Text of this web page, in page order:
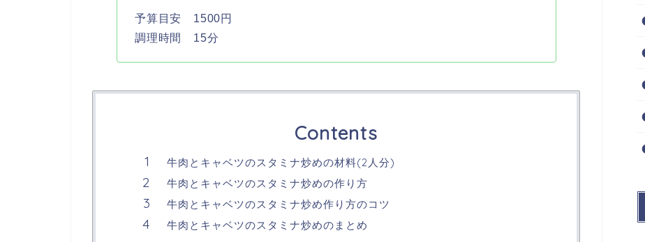
予算目安 1500円
調理時間 15分
Contents
牛肉とキャベツのスタミナ炒めの材料(2人分)
牛肉とキャベツのスタミナ炒めの作り方
牛肉とキャベツのスタミナ炒め作り方のコツ
牛肉とキャベツのスタミナ炒めのまとめ